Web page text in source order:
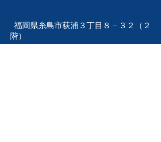
福岡県糸島市荻浦３丁目８－３２（２
階）